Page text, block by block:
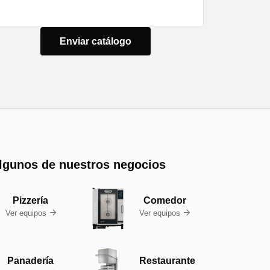
de nuestros negocios
Pizzería
Ver equipos 
Comedor
Ver equipos 
Panadería Restaurante